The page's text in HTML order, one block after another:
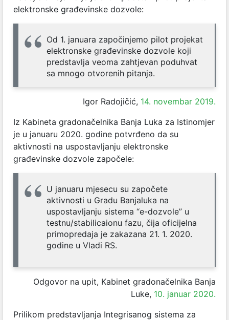
elektronske građevinske dozvole:
Od 1. januara započinjemo pilot projekat
elektronske građevinske dozvole koji
predstavlja veoma zahtjevan poduhvat
sa mnogo otvorenih pitanja.
Igor Radojičić, 14. novembar 2019.
Iz Kabineta gradonačelnika Banja Luka za Istinomjer
je u januaru 2020. godine potvrđeno da su
aktivnosti na uspostavljanju elektronske
građevinske dozvole započele:
U januaru mjesecu su započete
aktivnosti u Gradu Banjaluka na
uspostavljanju sistema “e-dozvole” u
testnu/stabilicaionu fazu, čija oficijelna
primopredaja je zakazana 21. 1. 2020.
godine u Vladi RS.
Odgovor na upit, Kabinet gradonačelnika Banja
Luke, 10. januar 2020.
Prilikom predstavljanja Integrisanog sistema za